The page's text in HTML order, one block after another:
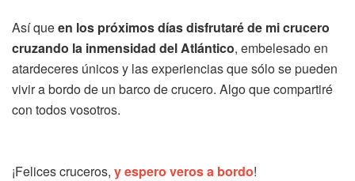
Así queen los próximos días disfrutaré de mi crucero
cruzando la inmensidad del Atlántico, embelesado en
atardeceres únicos y las experiencias que sólo se pueden
vivir a bordo de un barco de crucero. Algo que compartiré
con todos vosotros.
¡Felices cruceros, y espero veros a bordo!